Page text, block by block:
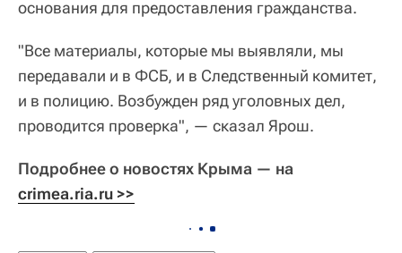
основания для предоставления гражданства.
"Все материалы, которые мы выявляли, мы
передавали и в ФСБ, и в Следственный комитет,
и в полицию. Возбужден ряд уголовных дел,
проводится проверка", — сказал Ярош.
Подробнее о новостях Крыма — на
crimea.ria.ru >>